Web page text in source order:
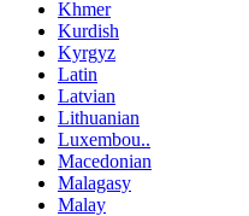
Khmer
Kurdish
Kyrgyz
Latin
Latvian
Lithuanian
Luxembou..
Macedonian
Malagasy
Malay